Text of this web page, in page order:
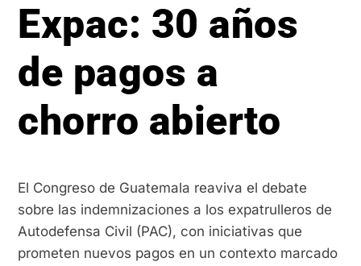
Expac: 30 años
de pagos a
chorro abierto
El Congreso de Guatemala reaviva el debate
sobre las indemnizaciones a los expatrulleros de
Autodefensa Civil (PAC), con iniciativas que
prometen nuevos pagos en un contexto marcado